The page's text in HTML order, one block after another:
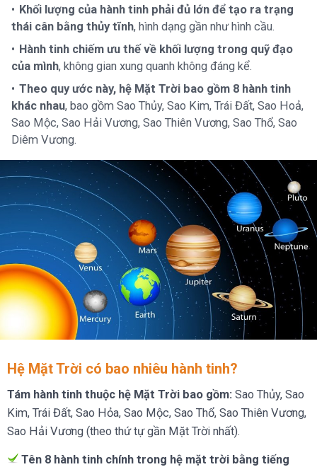
Khối lượng của hành tinh phải đủ lớn để tạo ra trạng
thái cân bằng thủy tĩnh, hình dạng gần như hình cầu.
Hành tinh chiếm ưu thế về khối lượng trong quỹ đạo
của mình, không gian xung quanh không đáng kể.
Theo quy ước này, hệ Mặt Trời bao gồm 8 hành tinh
khác nhau, bao gồm Sao Thủy, Sao Kim, Trái Đất, Sao Hoả,
Sao Mộc, Sao Hải Vương, Sao Thiên Vương, Sao Thổ, Sao
Diêm Vương.
Hệ Mặt Trời có bao nhiêu hành tinh?
Tám hành tinh thuộc hệ Mặt Trời bao gồm: Sao Thủy, Sao
Kim, Trái Đất, Sao Hỏa, Sao Mộc, Sao Thổ, Sao Thiên Vương,
Sao Hải Vương (theo thứ tự gần Mặt Trời nhất).
Tên 8 hành tinh chính trong hệ mặt trời bằng tiếng